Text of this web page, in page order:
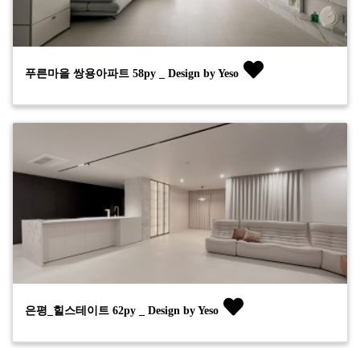
푸른마을 쌍용아파트 58py _ Design by Yeso
은평_힐스테이트 62py _ Design by Yeso